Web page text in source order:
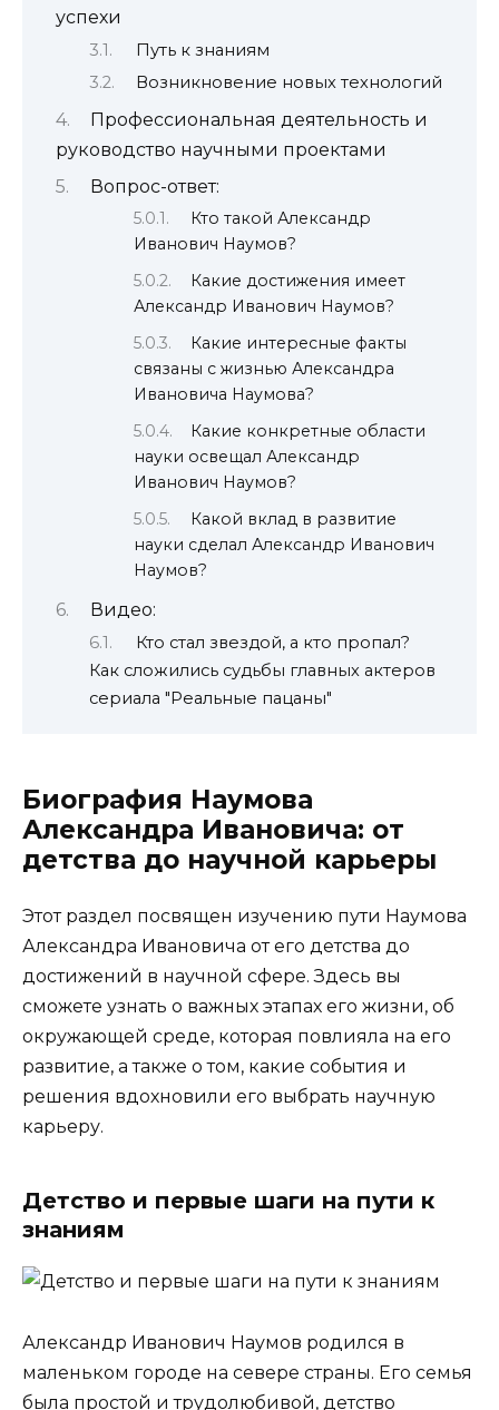
успехи
Путь к знаниям
Возникновение новых технологий
Профессиональная деятельность и
руководство научными проектами
Вопрос-ответ:
Кто такой Александр
Иванович Наумов?
Какие достижения имеет
Александр Иванович Наумов?
Какие интересные факты
связаны с жизнью Александра
Ивановича Наумова?
Какие конкретные области
науки освещал Александр
Иванович Наумов?
Какой вклад в развитие
науки сделал Александр Иванович
Наумов?
Видео:
Кто стал звездой, а кто пропал?
Как сложились судьбы главных актеров
сериала "Реальные пацаны"
Биография Наумова
Александра Ивановича: от
детства до научной карьеры
Этот раздел посвящен изучению пути Наумова
Александра Ивановича от его детства до
достижений в научной сфере. Здесь вы
сможете узнать о важных этапах его жизни, об
окружающей среде, которая повлияла на его
развитие, а также о том, какие события и
решения вдохновили его выбрать научную
карьеру.
Детство и первые шаги на пути к
знаниям
Александр Иванович Наумов родился в
маленьком городе на севере страны. Его семья
была простой и трудолюбивой, детство